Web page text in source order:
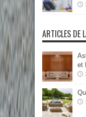
ARTICLES DE
et